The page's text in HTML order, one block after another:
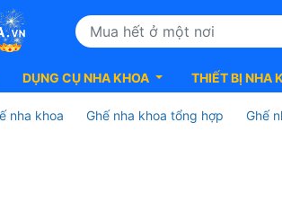
DỤNG CỤ NHA KHOA THIẾT BỊ NHA
nha khoa Ghế nha khoa tổng hợp Ghế